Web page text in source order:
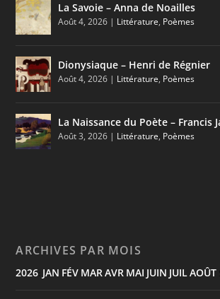
La Savoie – Anna de Noailles
Août 4, 2026 | Littérature, Poèmes
Dionysiaque – Henri de Régnier
Août 4, 2026 | Littérature, Poèmes
La Naissance du Poète – Francis
Août 3, 2026 | Littérature, Poèmes
ARCHIVES PAR MOIS
2026 JAN FÉV MARAVR MAI JUIN JUILAOÛT